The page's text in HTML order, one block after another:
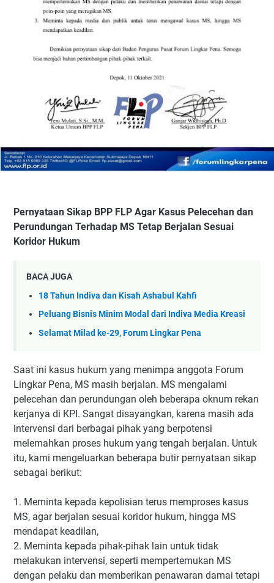
Pernyataan Sikap BPP FLP Agar Kasus Pelecehan dan
Perundungan Terhadap MS Tetap Berjalan Sesuai
Koridor Hukum
BACA JUGA
18 Tahun Indiva dan Kisah Ashabul Kahfi
Peluang Bisnis Minim Modal dari Indiva Media Kreasi
Selamat Milad ke-29, Forum Lingkar Pena
Saat ini kasus hukum yang menimpa anggota Forum
Lingkar Pena, MS masih berjalan. MS mengalami
pelecehan dan perundungan oleh beberapa oknum rekan
kerjanya di KPI. Sangat disayangkan, karena masih ada
intervensi dari berbagai pihak yang berpotensi
melemahkan proses hukum yang tengah berjalan. Untuk
itu, kami mengeluarkan beberapa butir pernyataan sikap
sebagai berikut:
1. Meminta kepada kepolisian terus memproses kasus
MS, agar berjalan sesuai koridor hukum, hingga MS
mendapat keadilan,
2. Meminta kepada pihak-pihak lain untuk tidak
melakukan intervensi, seperti mempertemukan MS
dengan pelaku dan memberikan penawaran damai tetapi